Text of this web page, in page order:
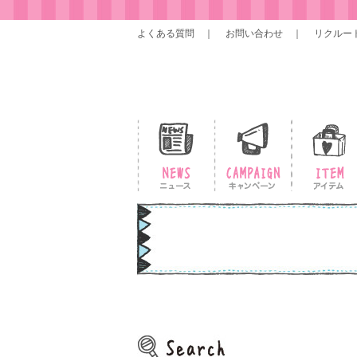
よくある質問 お問い合わせ リクルー